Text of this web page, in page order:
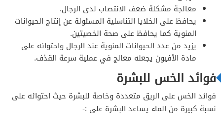
معالجة مشكلة ضعف الانتصاب لدى الرجال.
يحافظ على الخلايا التناسلية المسئولة عن إنتاج الحيوانات
المنوية كما يحافظ على صحة الخصيتين.
يزيد من عدد الحيوانات المنوية عند الرجال واحتوائه على
مادة الأفيون يجعله معالج في عملية سرعة القذف.
فوائد الخس للبشرة
فوائد الخس على الريق متعددة وخاصة للبشرة حيث احتوائه على
نسبة كبيرة من الماء يساعد البشرة على :-